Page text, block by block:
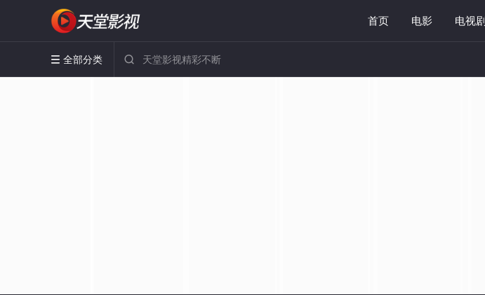
首页 电影 电视剧
 全部分类 